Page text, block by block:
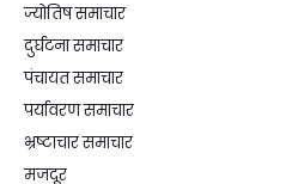
ज्योतिष समाचार
दुर्घटना समाचार
पंचायत समाचार
पर्यावरण समाचार
भ्रष्टाचार समाचार
मजदूर